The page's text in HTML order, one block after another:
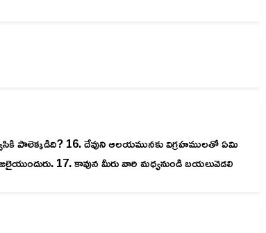
పాలెక్కడిది? 16. దేవుని ఆలయమునకు విగ్రహములతో ఏమి
17. కావున మీరు వారి మధ్యనుండి బయలువెడలి